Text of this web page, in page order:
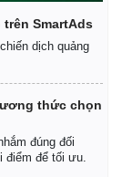
SmartAds
dịch quảng
thức chọn
đúng đối
điểm để tối ưu.